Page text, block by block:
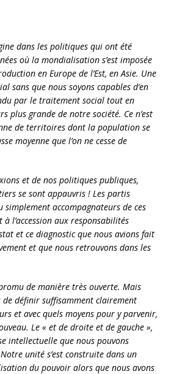
dans les politiques qui ont été
où la mondialisation s’est imposée
en Europe de l’Est, en Asie. Une
sans que nous soyons capables d’en
par le traitement social tout en
plus grande de notre société. Ce n’est
de territoires dont la population se
moyenne que l’on ne cesse de
et de nos politiques publiques,
se sont appauvris ! Les partis
accompagnateurs de ces
l’accession aux responsabilités
et ce diagnostic que nous avions fait
et que nous retrouvons dans les
de manière très ouverte. Mais
définir suffisamment clairement
et avec quels moyens pour y parvenir,
Le « et de droite et de gauche »,
intellectuelle que nous pouvons
unité s’est construite dans un
du pouvoir alors que nous avons